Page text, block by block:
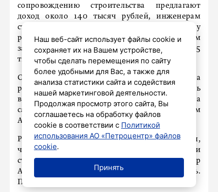
сопровождению строительства предлагают
доход около 140 тысяч рублей, инженерам
строительного контроля и тоннельному
рабочему – 130 тысяч рублей. В среднем
зарплата в августе 2024 года составила 66,5
тысяч рублей.
Сейчас в строительной сфере Петербурга
работают более 350 тысяч человек. Выбрать
вакансии или программу обучения можно на
сайте «Работа России» или в районном
Агентстве занятости населения.
Ранее «Петербургский дневник» рассказывал,
что в четверг в нашем городе чествовали
строителей. Их поздравил губернатор
Александр Беглов и отметил их уникальность.
Подробнее
Наш веб-сайт использует файлы cookie и
сохраняет их на Вашем устройстве,
чтобы сделать перемещения по сайту
более удобными для Вас, а также для
анализа статистики сайта и содействия
нашей маркетинговой деятельности.
Продолжая просмотр этого сайта, Вы
соглашаетесь на обработку файлов
cookie в соответствии с Политикой
использования АО «Петроцентр» файлов
cookie.
Принять